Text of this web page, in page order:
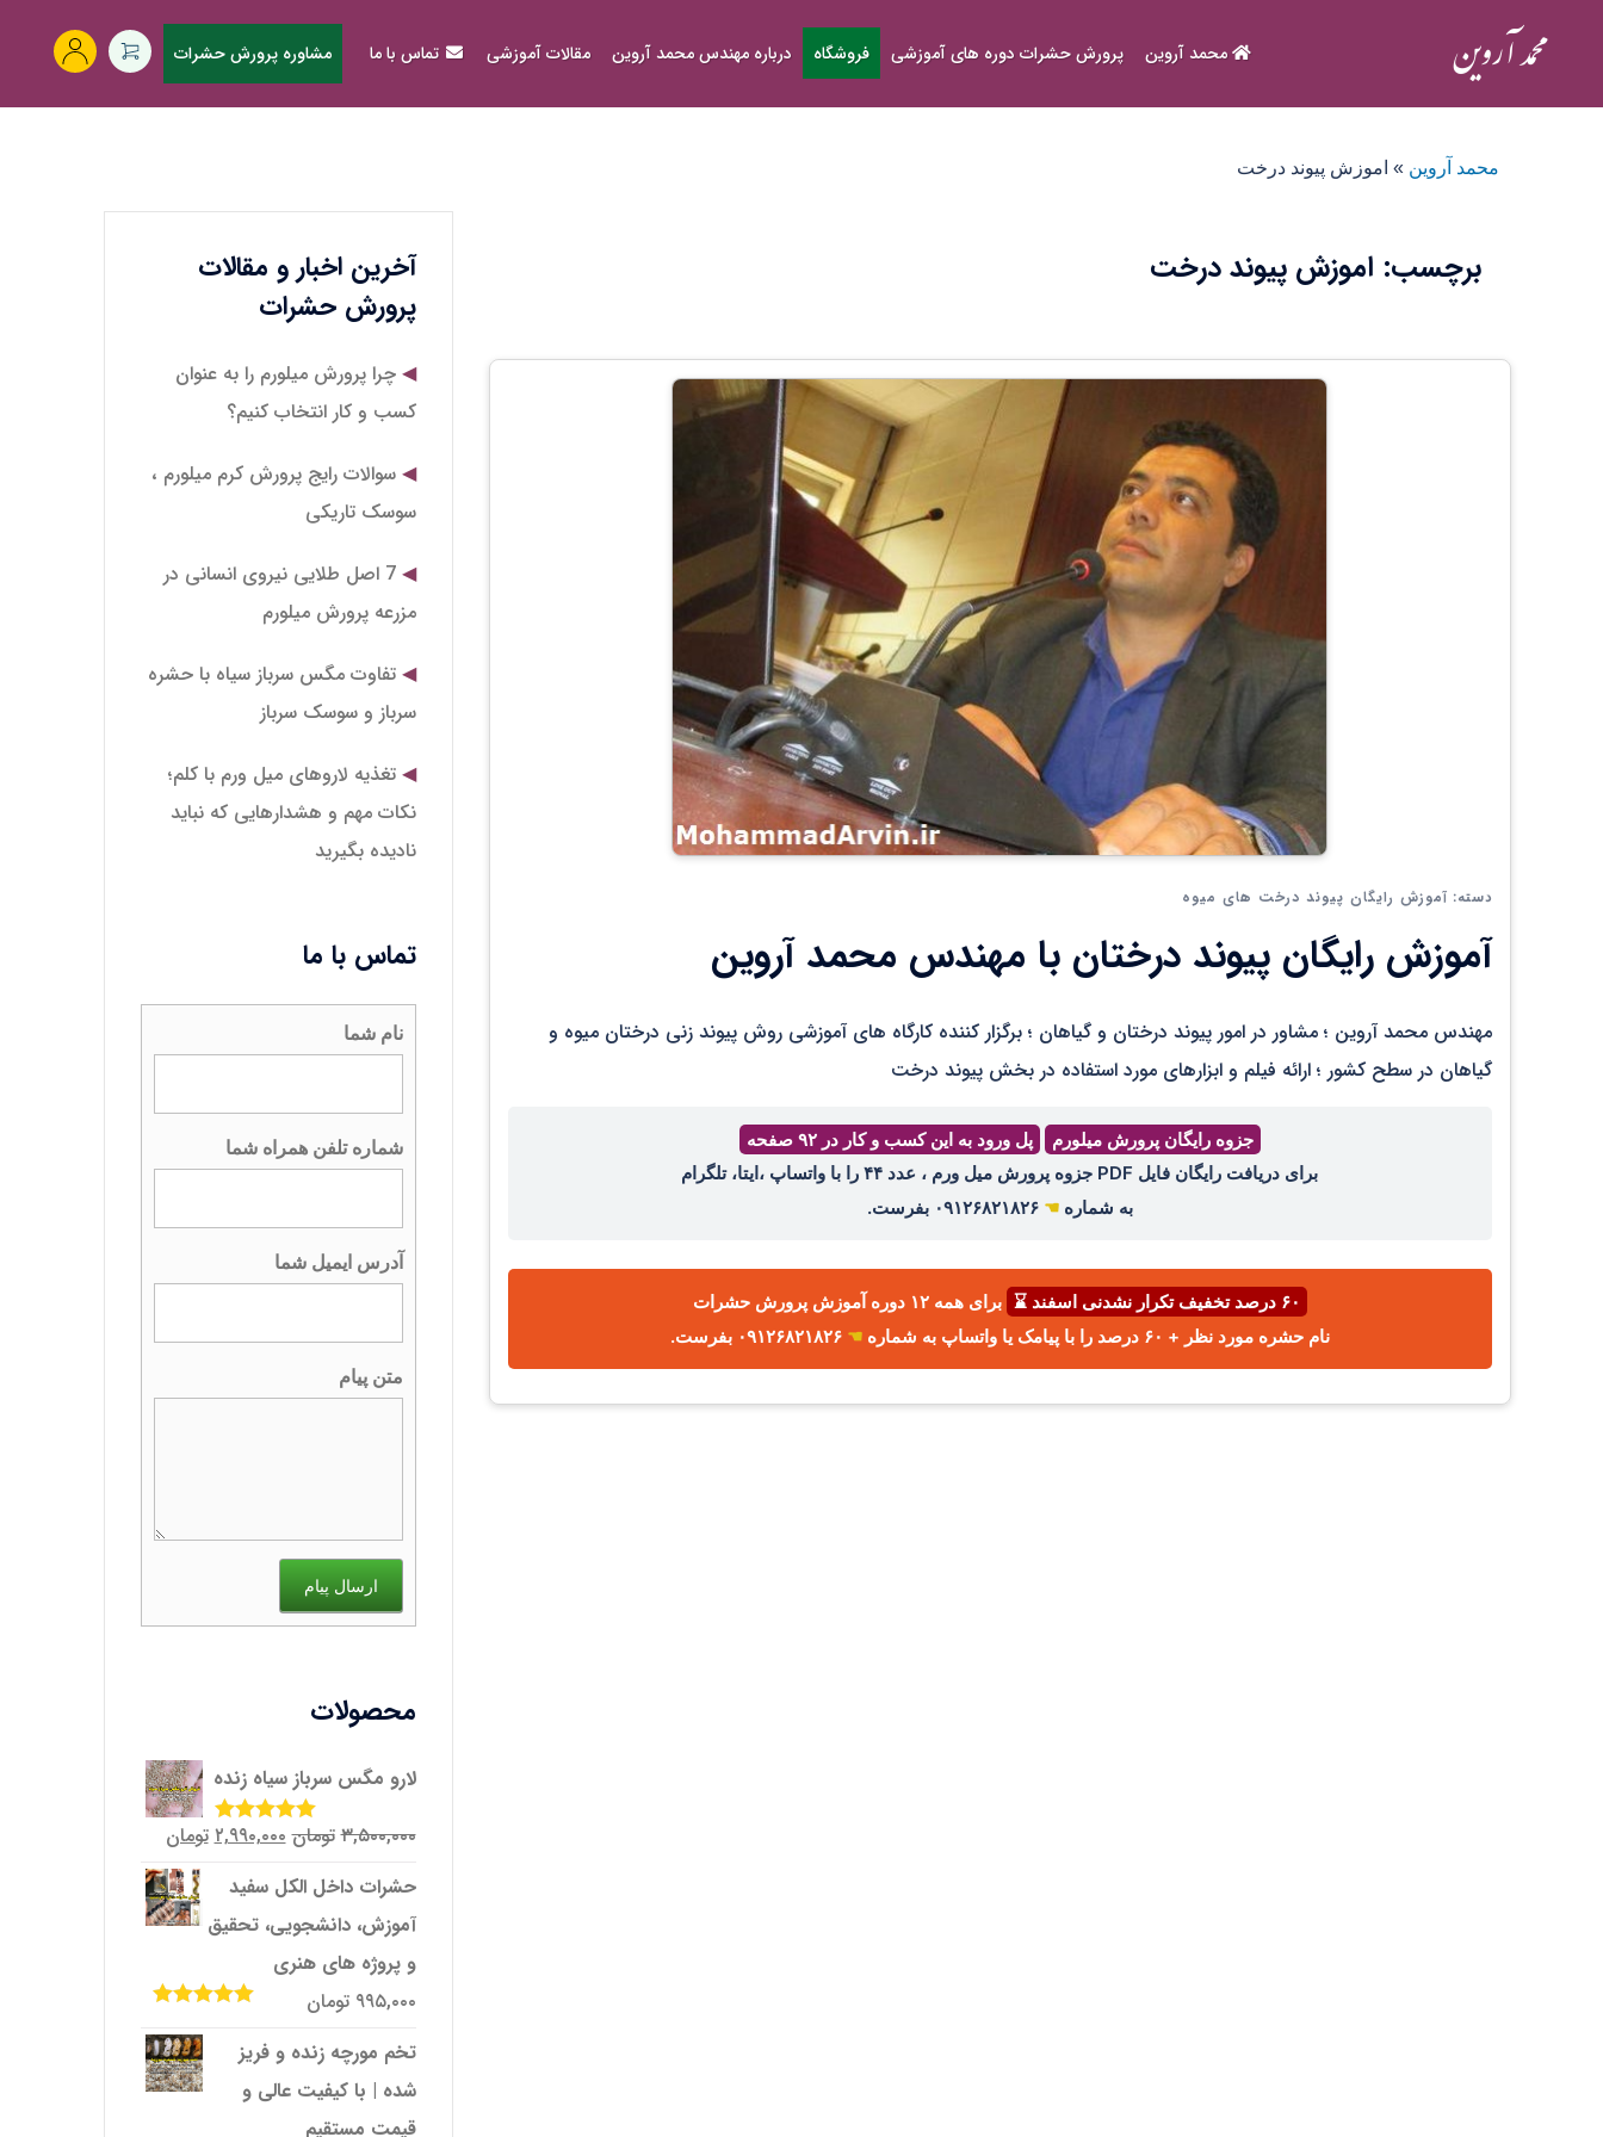
محمد آروین پرورش حشرات دوره های آموزشی فروشگاه درباره مهندس محمد آروین مقالات آموزشی تماس با ما مشاوره پرورش حشرات
محمد آروین » اموزش پیوند درخت
برچسب: اموزش پیوند درخت
دسته: آموزش رایگان پیوند درخت های میوه
آموزش رایگان پیوند درختان با مهندس محمد آروین
مهندس محمد آروین ؛ مشاور در امور پیوند درختان و گیاهان ؛ برگزار کننده کارگاه های آموزشی روش پیوند زنی درختان میوه و
گیاهان در سطح کشور ؛ ارائه فیلم و ابزارهای مورد استفاده در بخش پیوند درخت
جزوه رایگان پرورش میلورم
پل ورود به این کسب و کار در ۹۲ صفحه
برای دریافت رایگان فایل PDF جزوه پرورش میل ورم ، عدد ۴۴ را با واتساپ ،ایتا، تلگرام
به شماره☚ ۰۹۱۲۶۸۲۱۸۲۶ بفرست.
۶۰ درصد تخفیف تکرار نشدنی اسفند ⌛
برای همه ۱۲ دوره آموزش پرورش حشرات
نام حشره مورد نظر + ۶۰ درصد را با پیامک یا واتساپ به شماره
☚ ۰۹۱۲۶۸۲۱۸۲۶ بفرست.
آخرین اخبار و مقالات
پرورش حشرات
چرا پرورش میلورم را به عنوان
کسب و کار انتخاب کنیم؟
سوالات رایج پرورش کرم میلورم ،
سوسک تاریکی
7 اصل طلایی نیروی انسانی در
مزرعه پرورش میلورم
تفاوت مگس سرباز سیاه با حشره
سرباز و سوسک سرباز
تغذیه لاروهای میل‌ ورم با کلم؛
نکات مهم و هشدارهایی که نباید
نادیده بگیرید
تماس با ما
نام شما
شماره تلفن همراه شما
آدرس ایمیل شما
متن پیام
ارسال پیام
محصولات
لارو مگس سرباز سیاه زنده
امتیاز5.00از
۳,۵۰۰,۰۰۰ تومانقیمت
اصلی
۳,۵۰۰,۰۰۰تومان
۲,۹۹۰,۰۰۰ تومان
فعلی
حشرات داخل الکل سفید
آموزش، دانشجویی، تحقیق
و پروژه‌ های هنری
۹۹۵,۰۰۰ تومان
تخم مورچه زنده و فریز
شده | با کیفیت عالی و
قیمت مستقیم